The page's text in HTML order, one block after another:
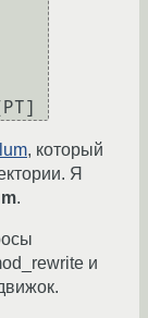
, который
Я
.
и